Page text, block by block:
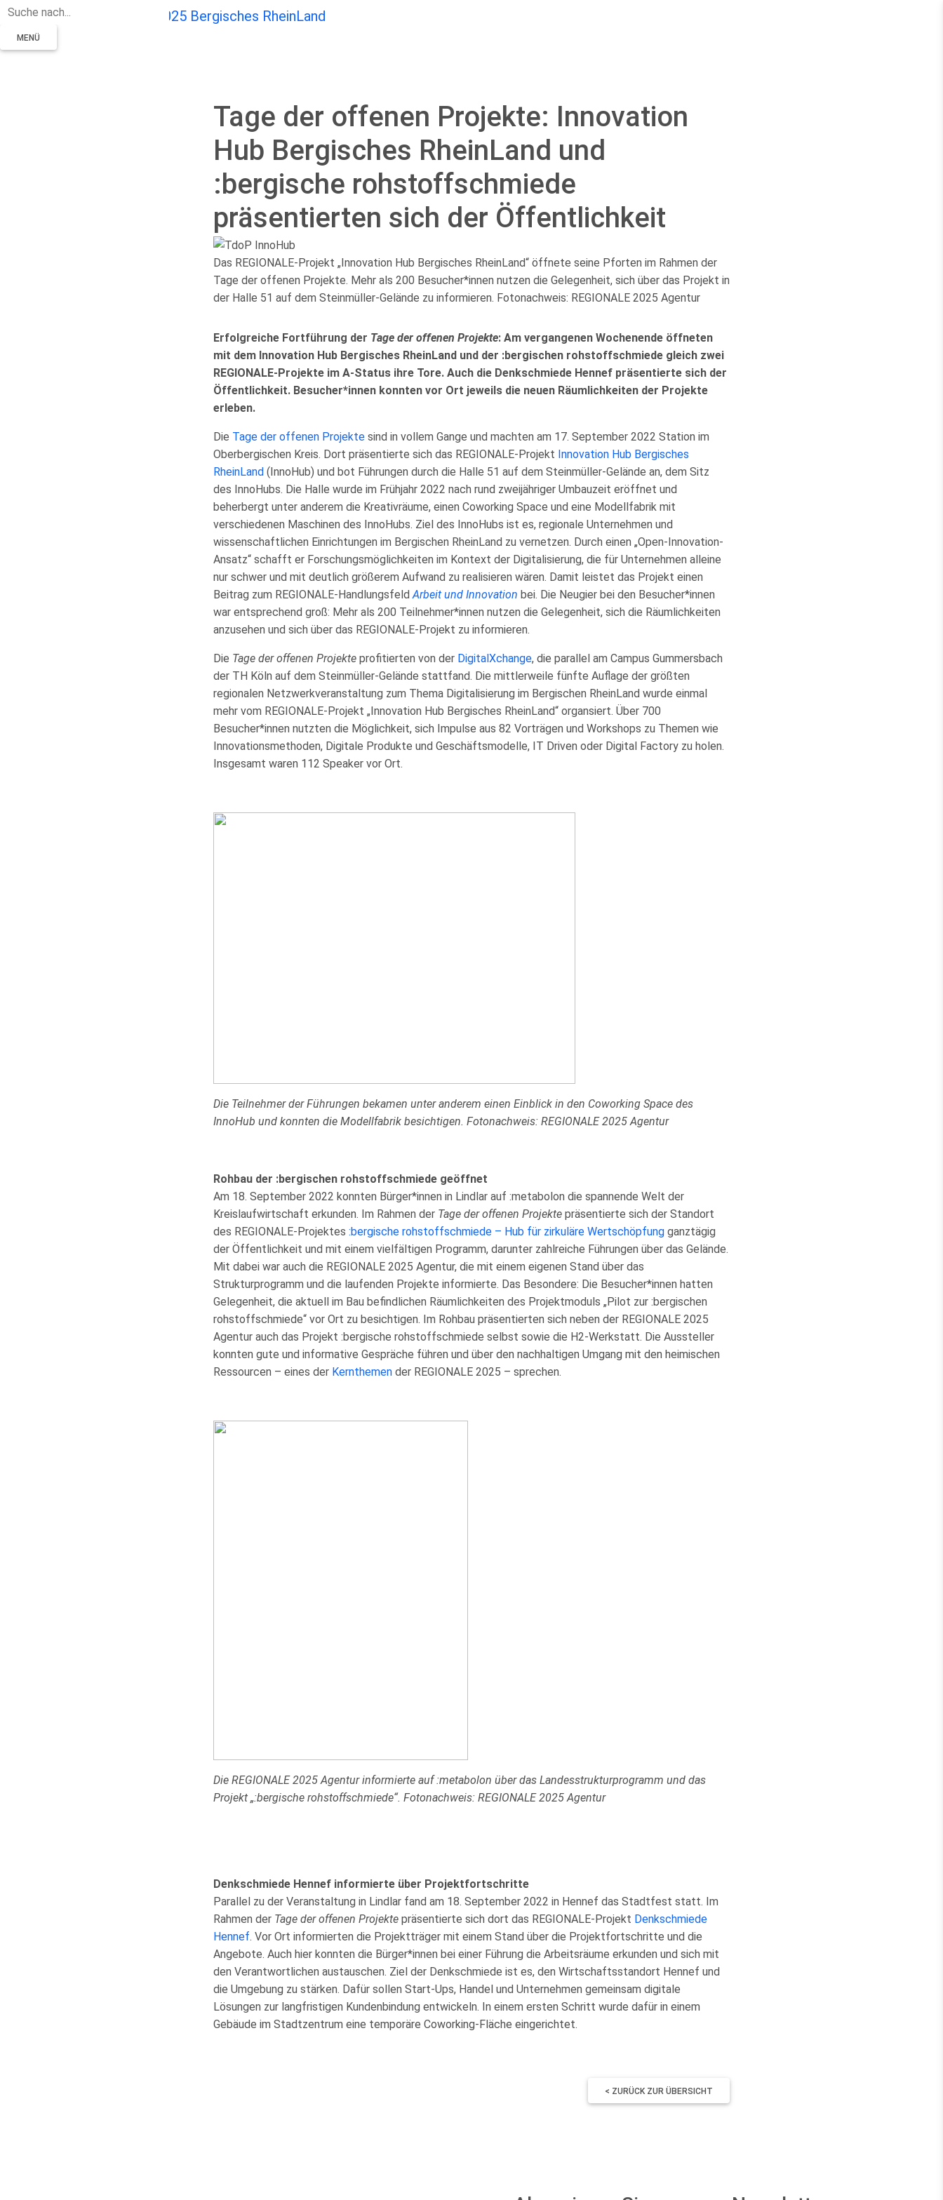
Zum Hauptinhalt springen
MENÜ
Tage der offenen Projekte: Innovation
Hub Bergisches RheinLand und
:bergische rohstoffschmiede
präsentierten sich der Öffentlichkeit
Das REGIONALE-Projekt „Innovation Hub Bergisches RheinLand“ öffnete seine Pforten im Rahmen der
Tage der offenen Projekte. Mehr als 200 Besucher*innen nutzen die Gelegenheit, sich über das Projekt in
der Halle 51 auf dem Steinmüller-Gelände zu informieren. Fotonachweis: REGIONALE 2025 Agentur
Erfolgreiche Fortführung der Tage der offenen Projekte: Am vergangenen Wochenende öffneten
mit dem Innovation Hub Bergisches RheinLand und der :bergischen rohstoffschmiede gleich zwei
REGIONALE-Projekte im A-Status ihre Tore. Auch die Denkschmiede Hennef präsentierte sich der
Öffentlichkeit. Besucher*innen konnten vor Ort jeweils die neuen Räumlichkeiten der Projekte
erleben.
Die Tage der offenen Projekte sind in vollem Gange und machten am 17. September 2022 Station im
Oberbergischen Kreis. Dort präsentierte sich das REGIONALE-Projekt Innovation Hub Bergisches
RheinLand (InnoHub) und bot Führungen durch die Halle 51 auf dem Steinmüller-Gelände an, dem Sitz
des InnoHubs. Die Halle wurde im Frühjahr 2022 nach rund zweijähriger Umbauzeit eröffnet und
beherbergt unter anderem die Kreativräume, einen Coworking Space und eine Modellfabrik mit
verschiedenen Maschinen des InnoHubs. Ziel des InnoHubs ist es, regionale Unternehmen und
wissenschaftlichen Einrichtungen im Bergischen RheinLand zu vernetzen. Durch einen „Open-Innovation-
Ansatz“ schafft er Forschungsmöglichkeiten im Kontext der Digitalisierung, die für Unternehmen alleine
nur schwer und mit deutlich größerem Aufwand zu realisieren wären. Damit leistet das Projekt einen
Beitrag zum REGIONALE-Handlungsfeld Arbeit und Innovation bei. Die Neugier bei den Besucher*innen
war entsprechend groß: Mehr als 200 Teilnehmer*innen nutzen die Gelegenheit, sich die Räumlichkeiten
anzusehen und sich über das REGIONALE-Projekt zu informieren.
Die Tage der offenen Projekte profitierten von der DigitalXchange, die parallel am Campus Gummersbach
der TH Köln auf dem Steinmüller-Gelände stattfand. Die mittlerweile fünfte Auflage der größten
regionalen Netzwerkveranstaltung zum Thema Digitalisierung im Bergischen RheinLand wurde einmal
mehr vom REGIONALE-Projekt „Innovation Hub Bergisches RheinLand“ organsiert. Über 700
Besucher*innen nutzten die Möglichkeit, sich Impulse aus 82 Vorträgen und Workshops zu Themen wie
Innovationsmethoden, Digitale Produkte und Geschäftsmodelle, IT Driven oder Digital Factory zu holen.
Insgesamt waren 112 Speaker vor Ort.
Die Teilnehmer der Führungen bekamen unter anderem einen Einblick in den Coworking Space des
InnoHub und konnten die Modellfabrik besichtigen. Fotonachweis: REGIONALE 2025 Agentur
Rohbau der :bergischen rohstoffschmiede geöffnet
Am 18. September 2022 konnten Bürger*innen in Lindlar auf :metabolon die spannende Welt der
Kreislaufwirtschaft erkunden. Im Rahmen der Tage der offenen Projekte präsentierte sich der Standort
des REGIONALE-Projektes :bergische rohstoffschmiede – Hub für zirkuläre Wertschöpfung ganztägig
der Öffentlichkeit und mit einem vielfältigen Programm, darunter zahlreiche Führungen über das Gelände.
Mit dabei war auch die REGIONALE 2025 Agentur, die mit einem eigenen Stand über das
Strukturprogramm und die laufenden Projekte informierte. Das Besondere: Die Besucher*innen hatten
Gelegenheit, die aktuell im Bau befindlichen Räumlichkeiten des Projektmoduls „Pilot zur :bergischen
rohstoffschmiede“ vor Ort zu besichtigen. Im Rohbau präsentierten sich neben der REGIONALE 2025
Agentur auch das Projekt :bergische rohstoffschmiede selbst sowie die H2-Werkstatt. Die Aussteller
konnten gute und informative Gespräche führen und über den nachhaltigen Umgang mit den heimischen
Ressourcen – eines der Kernthemen der REGIONALE 2025 – sprechen.
Die REGIONALE 2025 Agentur informierte auf :metabolon über das Landesstrukturprogramm und das
Projekt „:bergische rohstoffschmiede“. Fotonachweis: REGIONALE 2025 Agentur
Denkschmiede Hennef informierte über Projektfortschritte
Parallel zu der Veranstaltung in Lindlar fand am 18. September 2022 in Hennef das Stadtfest statt. Im
Rahmen der Tage der offenen Projekte präsentierte sich dort das REGIONALE-Projekt Denkschmiede
Hennef. Vor Ort informierten die Projektträger mit einem Stand über die Projektfortschritte und die
Angebote. Auch hier konnten die Bürger*innen bei einer Führung die Arbeitsräume erkunden und sich mit
den Verantwortlichen austauschen. Ziel der Denkschmiede ist es, den Wirtschaftsstandort Hennef und
die Umgebung zu stärken. Dafür sollen Start-Ups, Handel und Unternehmen gemeinsam digitale
Lösungen zur langfristigen Kundenbindung entwickeln. In einem ersten Schritt wurde dafür in einem
Gebäude im Stadtzentrum eine temporäre Coworking-Fläche eingerichtet.
< ZURÜCK ZUR ÜBERSICHT